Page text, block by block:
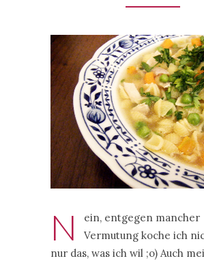
N
ein, entgegen mancher
Vermutung koche ich
nur das, was ich wil ;o) Auch